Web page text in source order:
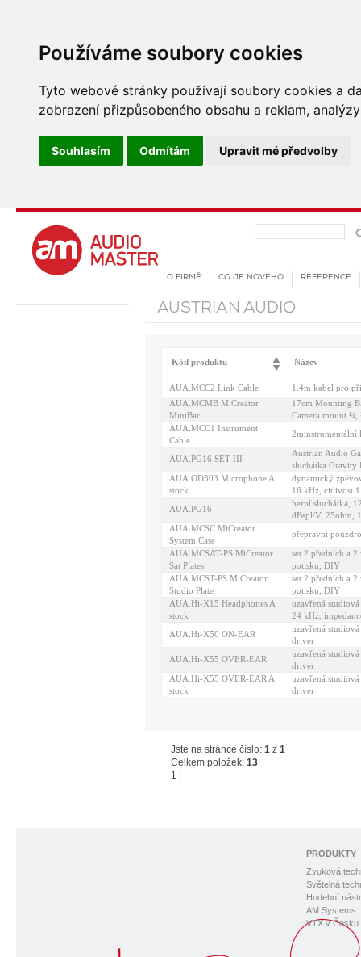
Používáme soubory cookies
Tyto webové stránky používají soubory cookies a
zobrazení přizpůsobeného obsahu a reklam,
Souhlasím Odmítám Upravit mé předvolby
AUSTRIAN AUDIO
Kód produktu Název
AUA.MCC2 Link Cable
1.4m kabel pro
AUA.MCMB MiCreator
MiniBar
17cm Mounting
Camera mount
AUA.MCC1 Instrument
Cable
AUA.PG16 SET III
Austrian Audio
sluchátka Gravity
AUA.OD303 Microphone A
stock
dynamický
16 kHz, citlivost
AUA.PG16
herní sluchátka,
dBspl/V, 25ohm,
AUA.MCSC MiCreator
System Case
přepravní
AUA.MCSAT-PS MiCreator
Sat Plates
set 2 předních a 2
potisku, DIY
AUA.MCST-PS MiCreator
Studio Plate
set 2 předních a 2
potisku, DIY
AUA.Hi-X15 Headphones A
stock
uzavřená
24 kHz,
AUA.Hi-X50 ON-EAR
uzavřená
driver
AUA.Hi-X55 OVER-EAR
uzavřená
driver
AUA.Hi-X55 OVER-EAR A
stock
uzavřená
driver
Jste na stránce číslo: 1 z 1
Celkem položek: 13
1
REFERENCE
CO JE NOVÉHO
O FIRMĚ
PRODUKTY
Zvuková
Světelná
Hudební
AM Systems
VTX v Česku